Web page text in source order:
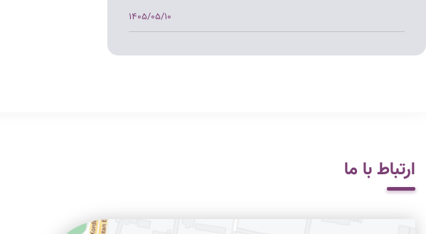
1405/05/10
بازدید معاون وزیر صمت از شهرک صنعتی در حال تأسیس مس ورزقان
ارتباط با ما